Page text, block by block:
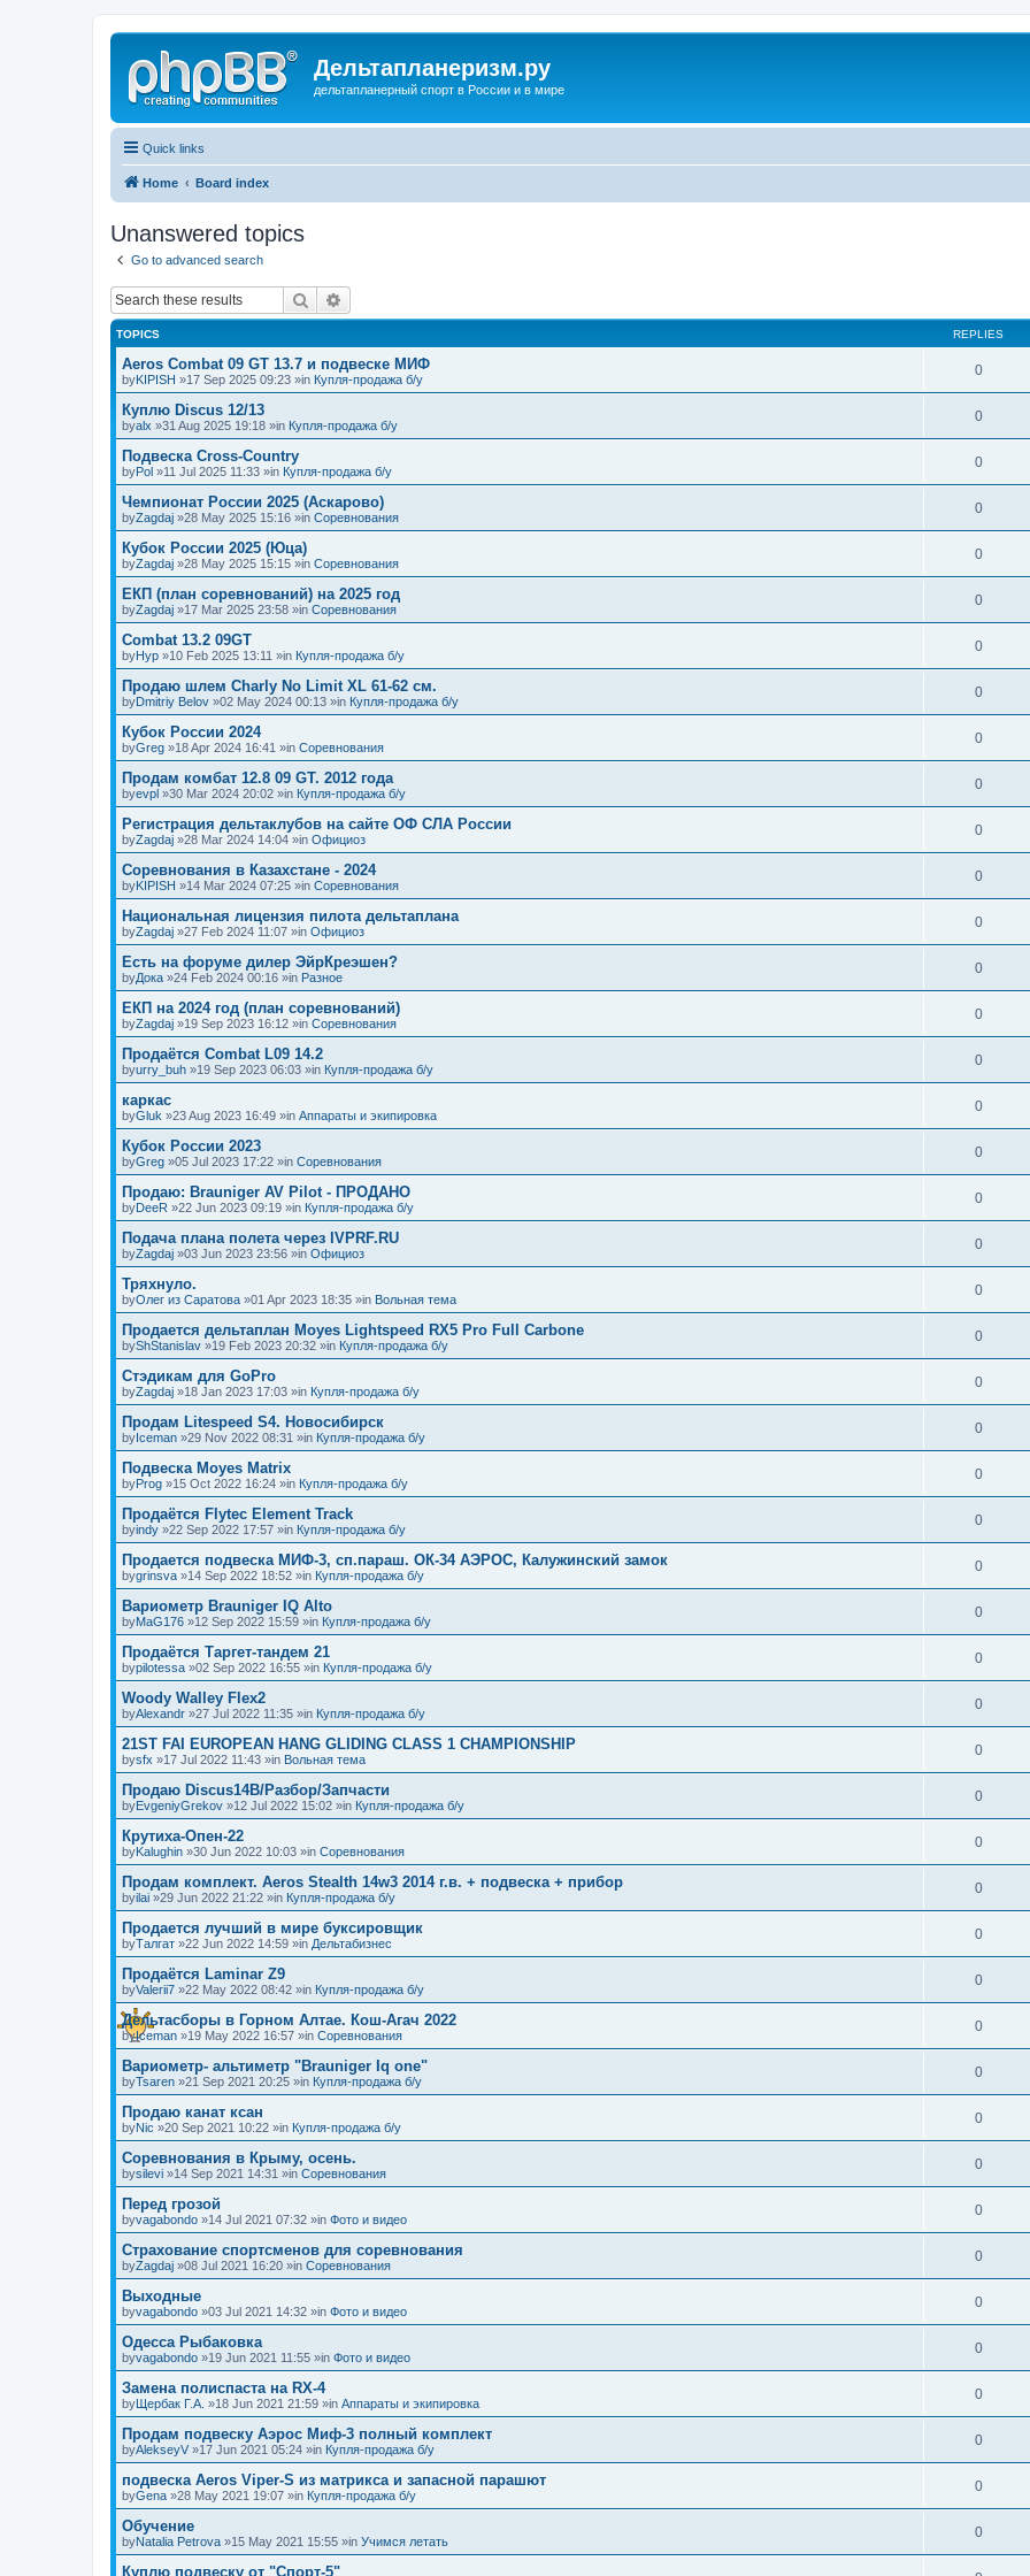
Дельтапланеризм.ру
дельтапланерный спорт в России и в мире
Quick links
Home Board index
Unanswered topics
Go to advanced search
Search
TOPICS REPLIES
Aeros Combat 09 GT 13.7 и подвеске МИФ
byKIPISH »17 Sep 2025 09:23 »in Купля-продажа б/у
0
Куплю Discus 12/13
byalx »31 Aug 2025 19:18 »in Купля-продажа б/у
0
Подвеска Cross-Country
byPol »11 Jul 2025 11:33 »in Купля-продажа б/у
0
Чемпионат России 2025 (Аскарово)
byZagdaj »28 May 2025 15:16 »in Соревнования
0
Кубок России 2025 (Юца)
byZagdaj »28 May 2025 15:15 »in Соревнования
0
ЕКП (план соревнований) на 2025 год
byZagdaj »17 Mar 2025 23:58 »in Соревнования
0
Combat 13.2 09GT
byНур »10 Feb 2025 13:11 »in Купля-продажа б/у
0
Продаю шлем Charly No Limit XL 61-62 см.
byDmitriy Belov »02 May 2024 00:13 »in Купля-продажа б/у
0
Кубок России 2024
byGreg »18 Apr 2024 16:41 »in Соревнования
0
Продам комбат 12.8 09 GT. 2012 года
byevpl »30 Mar 2024 20:02 »in Купля-продажа б/у
0
Регистрация дельтаклубов на сайте ОФ СЛА России
byZagdaj »28 Mar 2024 14:04 »in Официоз
0
Соревнования в Казахстане - 2024
byKIPISH »14 Mar 2024 07:25 »in Соревнования
0
Национальная лицензия пилота дельтаплана
byZagdaj »27 Feb 2024 11:07 »in Официоз
0
Есть на форуме дилер ЭйрКреэшен?
byДока »24 Feb 2024 00:16 »in Разное
0
ЕКП на 2024 год (план соревнований)
byZagdaj »19 Sep 2023 16:12 »in Соревнования
0
Продаётся Combat L09 14.2
byurry_buh »19 Sep 2023 06:03 »in Купля-продажа б/у
0
каркас
byGluk »23 Aug 2023 16:49 »in Аппараты и экипировка
0
Кубок России 2023
byGreg »05 Jul 2023 17:22 »in Соревнования
0
Продаю: Brauniger AV Pilot - ПРОДАНО
byDeeR »22 Jun 2023 09:19 »in Купля-продажа б/у
0
Подача плана полета через IVPRF.RU
byZagdaj »03 Jun 2023 23:56 »in Официоз
0
Тряхнуло.
byОлег из Саратова »01 Apr 2023 18:35 »in Вольная тема
0
Продается дельтаплан Moyes Lightspeed RX5 Pro Full Carbone
byShStanislav »19 Feb 2023 20:32 »in Купля-продажа б/у
0
Стэдикам для GoPro
byZagdaj »18 Jan 2023 17:03 »in Купля-продажа б/у
0
Продам Litespeed S4. Новосибирск
byIceman »29 Nov 2022 08:31 »in Купля-продажа б/у
0
Подвеска Moyes Matrix
byProg »15 Oct 2022 16:24 »in Купля-продажа б/у
0
Продаётся Flytec Element Track
byindy »22 Sep 2022 17:57 »in Купля-продажа б/у
0
Продается подвеска МИФ-3, сп.параш. ОК-34 АЭРОС, Калужинский замок
bygrinsva »14 Sep 2022 18:52 »in Купля-продажа б/у
0
Вариометр Brauniger IQ Alto
byMaG176 »12 Sep 2022 15:59 »in Купля-продажа б/у
0
Продаётся Таргет-тандем 21
bypilotessa »02 Sep 2022 16:55 »in Купля-продажа б/у
0
Woody Walley Flex2
byAlexandr »27 Jul 2022 11:35 »in Купля-продажа б/у
0
21ST FAI EUROPEAN HANG GLIDING CLASS 1 CHAMPIONSHIP
bysfx »17 Jul 2022 11:43 »in Вольная тема
0
Продаю Discus14B/Разбор/Запчасти
byEvgeniyGrekov »12 Jul 2022 15:02 »in Купля-продажа б/у
0
Крутиха-Опен-22
byKalughin »30 Jun 2022 10:03 »in Соревнования
0
Продам комплект. Aeros Stealth 14w3 2014 г.в. + подвеска + прибор
byilai »29 Jun 2022 21:22 »in Купля-продажа б/у
0
Продается лучший в мире буксировщик
byТалгат »22 Jun 2022 14:59 »in Дельтабизнес
0
Продаётся Laminar Z9
byValerii7 »22 May 2022 08:42 »in Купля-продажа б/у
0
Дельтасборы в Горном Алтае. Кош-Агач 2022
byIceman »19 May 2022 16:57 »in Соревнования
0
Вариометр- альтиметр "Brauniger Iq one"
byTsaren »21 Sep 2021 20:25 »in Купля-продажа б/у
0
Продаю канат ксан
byNic »20 Sep 2021 10:22 »in Купля-продажа б/у
0
Соревнования в Крыму, осень.
bysilevi »14 Sep 2021 14:31 »in Соревнования
0
Перед грозой
byvagabondo »14 Jul 2021 07:32 »in Фото и видео
0
Страхование спортсменов для соревнования
byZagdaj »08 Jul 2021 16:20 »in Соревнования
0
Выходные
byvagabondo »03 Jul 2021 14:32 »in Фото и видео
0
Одесса Рыбаковка
byvagabondo »19 Jun 2021 11:55 »in Фото и видео
0
Замена полиспаста на RX-4
byЩербак Г.А. »18 Jun 2021 21:59 »in Аппараты и экипировка
0
Продам подвеску Аэрос Миф-3 полный комплект
byAlekseyV »17 Jun 2021 05:24 »in Купля-продажа б/у
0
подвеска Aeros Viper-S из матрикса и запасной парашют
byGena »28 May 2021 19:07 »in Купля-продажа б/у
0
Обучение
byNatalia Petrova »15 May 2021 15:55 »in Учимся летать
0
Куплю подвеску от "Спорт-5"